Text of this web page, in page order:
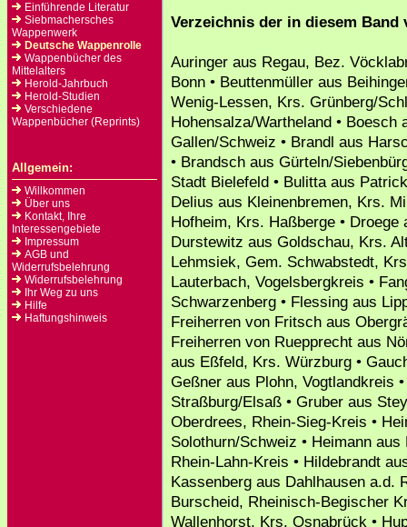
Einführende Literatur
Siebmachersches
Wappenwerk
Deutsche Wappenrolle
Wappenbücher des
Mittelalters
Herold-Jahrbuch
Herold-Studien
Verschiedene
Wappenbücher (Reprints)
Allgemein:
Willkommen
Über uns
Kontakt, Ihre
Interessengebiete
Impressum
AGB und
Widerrufsbelehrung
Widerrufsbelehrung
Ihr Weg zu uns
Hilfe
Haftungshinweis
Verzeichnis der in diesem
Auringer aus Regau, Bez.
Bonn • Beuttenmüller aus
Wenig-Lessen, Krs. Grünberg/
Hohensalza/Wartheland • Boesch
Gallen/Schweiz • Brandl aus
• Brandsch aus Gürteln/
Stadt Bielefeld • Bulitta aus
Delius aus Kleinenbremen, Krs.
Hofheim, Krs. Haßberge •
Durstewitz aus Goldschau, Krs.
Lehmsiek, Gem. Schwabstedt,
Lauterbach, Vogelsbergkreis •
Schwarzenberg • Flessing aus
Freiherren von Fritsch aus
Freiherren von Ruepprecht aus
aus Eßfeld, Krs. Würzburg •
Geßner aus Plohn, Vogtlandkreis
Straßburg/Elsaß • Gruber aus
Oberdrees, Rhein-Sieg-Kreis •
Solothurn/Schweiz • Heimann
Rhein-Lahn-Kreis • Hildebrandt
Kassenberg aus Dahlhausen a.d.
Burscheid, Rheinisch-Begischer
Wallenhorst, Krs. Osnabrück •